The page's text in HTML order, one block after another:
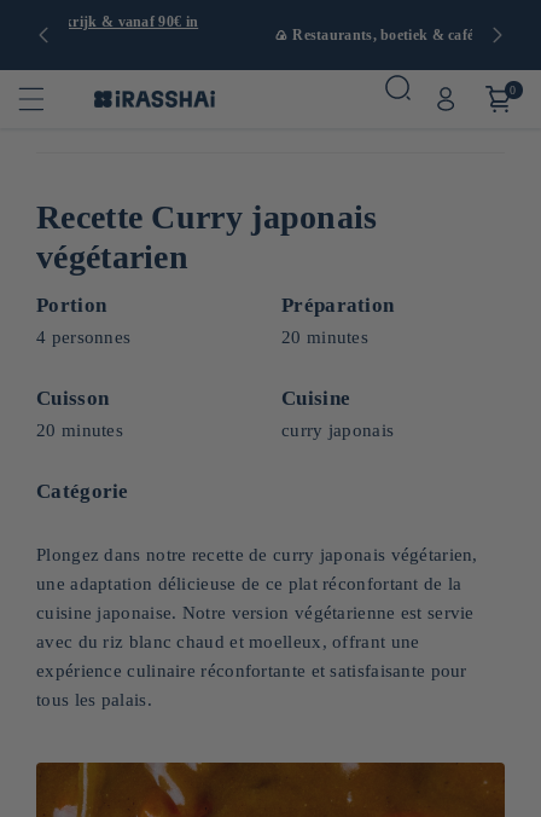
🍙 Restaurants, boetiek & café in Parijs
0
Recette Curry japonais
végétarien
Portion
4 personnes
Préparation
20 minutes
Cuisson
20 minutes
Cuisine
curry japonais
Catégorie
Plongez dans notre recette de curry japonais végétarien,
une adaptation délicieuse de ce plat réconfortant de la
cuisine japonaise. Notre version végétarienne est servie
avec du riz blanc chaud et moelleux, offrant une
expérience culinaire réconfortante et satisfaisante pour
tous les palais.